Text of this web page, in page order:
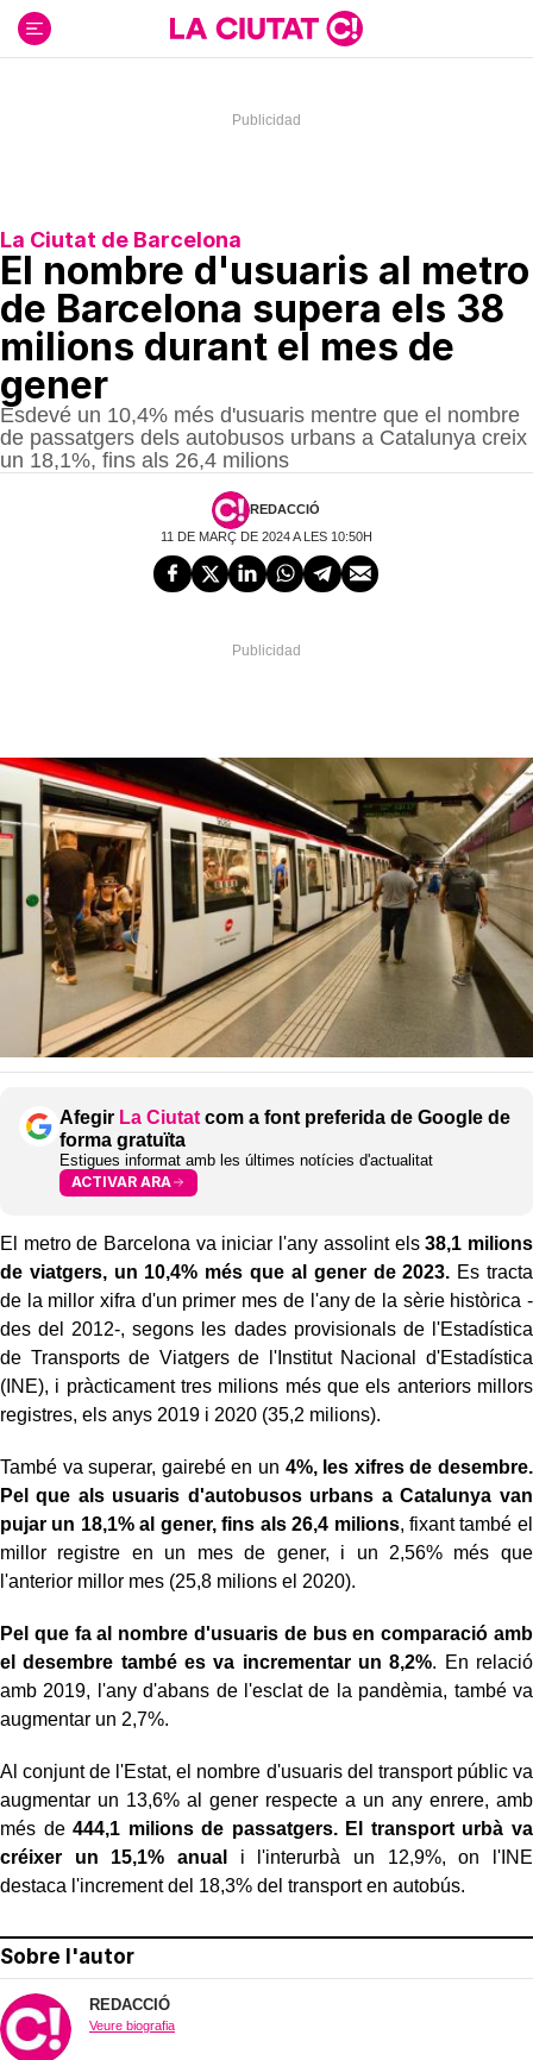
contenido
La Ciutat de Barcelona
El nombre d'usuaris al metro
de Barcelona supera els 38
milions durant el mes de
gener
Esdevé un 10,4% més d'usuaris mentre que el nombre
de passatgers dels autobusos urbans a Catalunya creix
un 18,1%, fins als 26,4 milions
REDACCIÓ
11 DE MARÇ DE 2024 A LES 10:50H
Afegir La Ciutat com a font preferida de Google de
forma gratuïta
Estigues informat amb les últimes notícies d'actualitat
ACTIVAR ARA
El metro de Barcelona va iniciar l'any assolint els38,1 milions
de viatgers, un 10,4% més que al gener de 2023. Es tracta
de la millor xifra d'un primer mes de l'any de la sèrie històrica -
des del 2012-, segons les dades provisionals de l'Estadística
de Transports de Viatgers de l'Institut Nacional d'Estadística
(INE), i pràcticament tres milions més que els anteriors millors
registres, els anys 2019 i 2020 (35,2 milions).
També va superar, gairebé en un 4%, les xifres de desembre.
Pel que als usuaris d'autobusos urbans a Catalunya van
pujar un 18,1% al gener, fins als 26,4 milions, fixant també el
millor registre en un mes de gener, i un 2,56% més que
l'anterior millor mes (25,8 milions el 2020).
Pel que fa al nombre d'usuaris de bus en comparació amb
el desembre també es va incrementar un 8,2%. En relació
amb 2019, l'any d'abans de l'esclat de la pandèmia, també va
augmentar un 2,7%.
Al conjunt de l'Estat, el nombre d'usuaris del transport públic va
augmentar un 13,6% al gener respecte a un any enrere, amb
més de444,1 milions de passatgers. El transport urbà va
créixer un 15,1% anual
i l'interurbà un 12,9%, on l'INE
destaca l'increment del 18,3% del transport en autobús.
Sobre l'autor
REDACCIÓ
Veure biografia